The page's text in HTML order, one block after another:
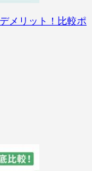
メリット！比較ポ